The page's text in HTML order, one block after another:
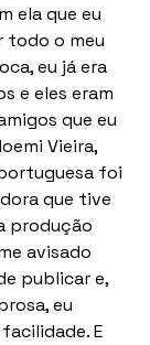
ela que eu
todo o meu
eu já era
e eles eram
que eu
Vieira,
foi
que tive
produção
avisado
publicar e,
eu
E